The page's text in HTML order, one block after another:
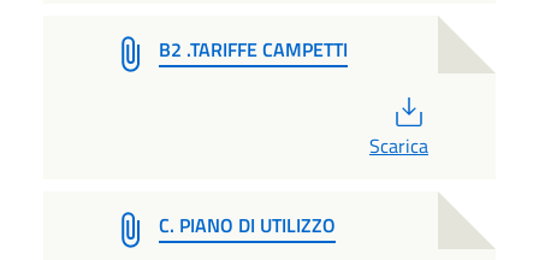
B2 .TARIFFE CAMPETTI
Scarica
C. PIANO DI UTILIZZO